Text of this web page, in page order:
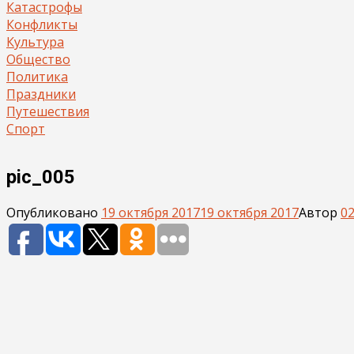
Катастрофы
Конфликты
Культура
Общество
Политика
Праздники
Путешествия
Спорт
pic_005
Опубликовано 19 октября 201719 октября 2017Автор